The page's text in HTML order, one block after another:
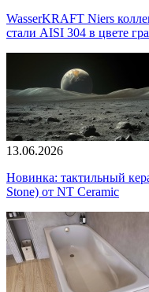
WasserKRAFT Niers
стали AISI 304 в цвете
13.06.2026
Новинка: тактильный
Stone) от NT Ceramic